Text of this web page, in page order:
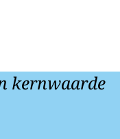
kernwaarde